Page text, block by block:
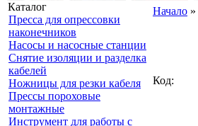
Каталог
Пресса для опрессовки
наконечников
Насосы и насосные станции
Снятие изоляции и разделка
кабелей
Ножницы для резки кабеля
Прессы пороховые
монтажные
Инструмент для работы с
Начало »
Код: